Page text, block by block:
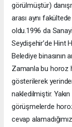
görülmüştür)
arası aynı
oldu.1996 da
Seydişehir’de Hint
Belediye binasının
Zamanla bu horoz
gösterilerek
nakledilmiştir.
görüşmelerde
cevap